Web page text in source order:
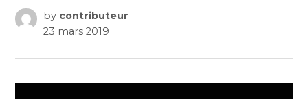
by contributeur
23 mars 2019